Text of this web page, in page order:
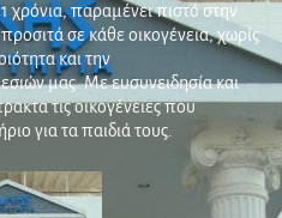
παραμένει πιστό στην
σε κάθε οικογένεια, χωρίς
και την
μας. Με ευσυνειδησία και
τις οικογένειες που
για τα παιδιά τους.